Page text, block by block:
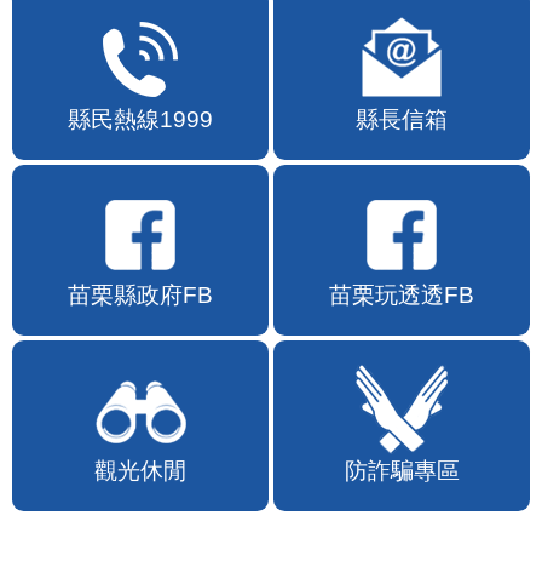
縣民熱線1999 縣長信箱
苗栗縣政府FB 苗栗玩透透FB
觀光休閒 防詐騙專區